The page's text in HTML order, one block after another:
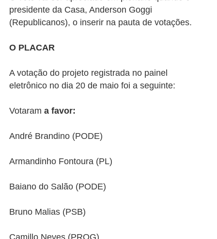
presidente da Casa, Anderson Goggi
(Republicanos), o inserir na pauta de votações.
O PLACAR
A votação do projeto registrada no painel
eletrônico no dia 20 de maio foi a seguinte:
Votarama favor:
André Brandino (PODE)
Armandinho Fontoura (PL)
Baiano do Salão (PODE)
Bruno Malias (PSB)
Camillo Neves (PROG)